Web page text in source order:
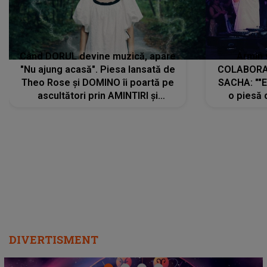
Când DORUL devine muzică, apare
"Nu ajung acasă". Piesa lansată de
Theo Rose și DOMINO îi poartă pe
ascultători prin AMINTIRI și
SACHA:
o piesă
DIVERTISMENT